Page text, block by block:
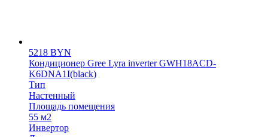
5218 BYN
Кондиционер Gree Lyra inverter GWH18ACD-
K6DNA1I(black)
Тип
Настенный
Площадь помещения
55 м2
Инвертор